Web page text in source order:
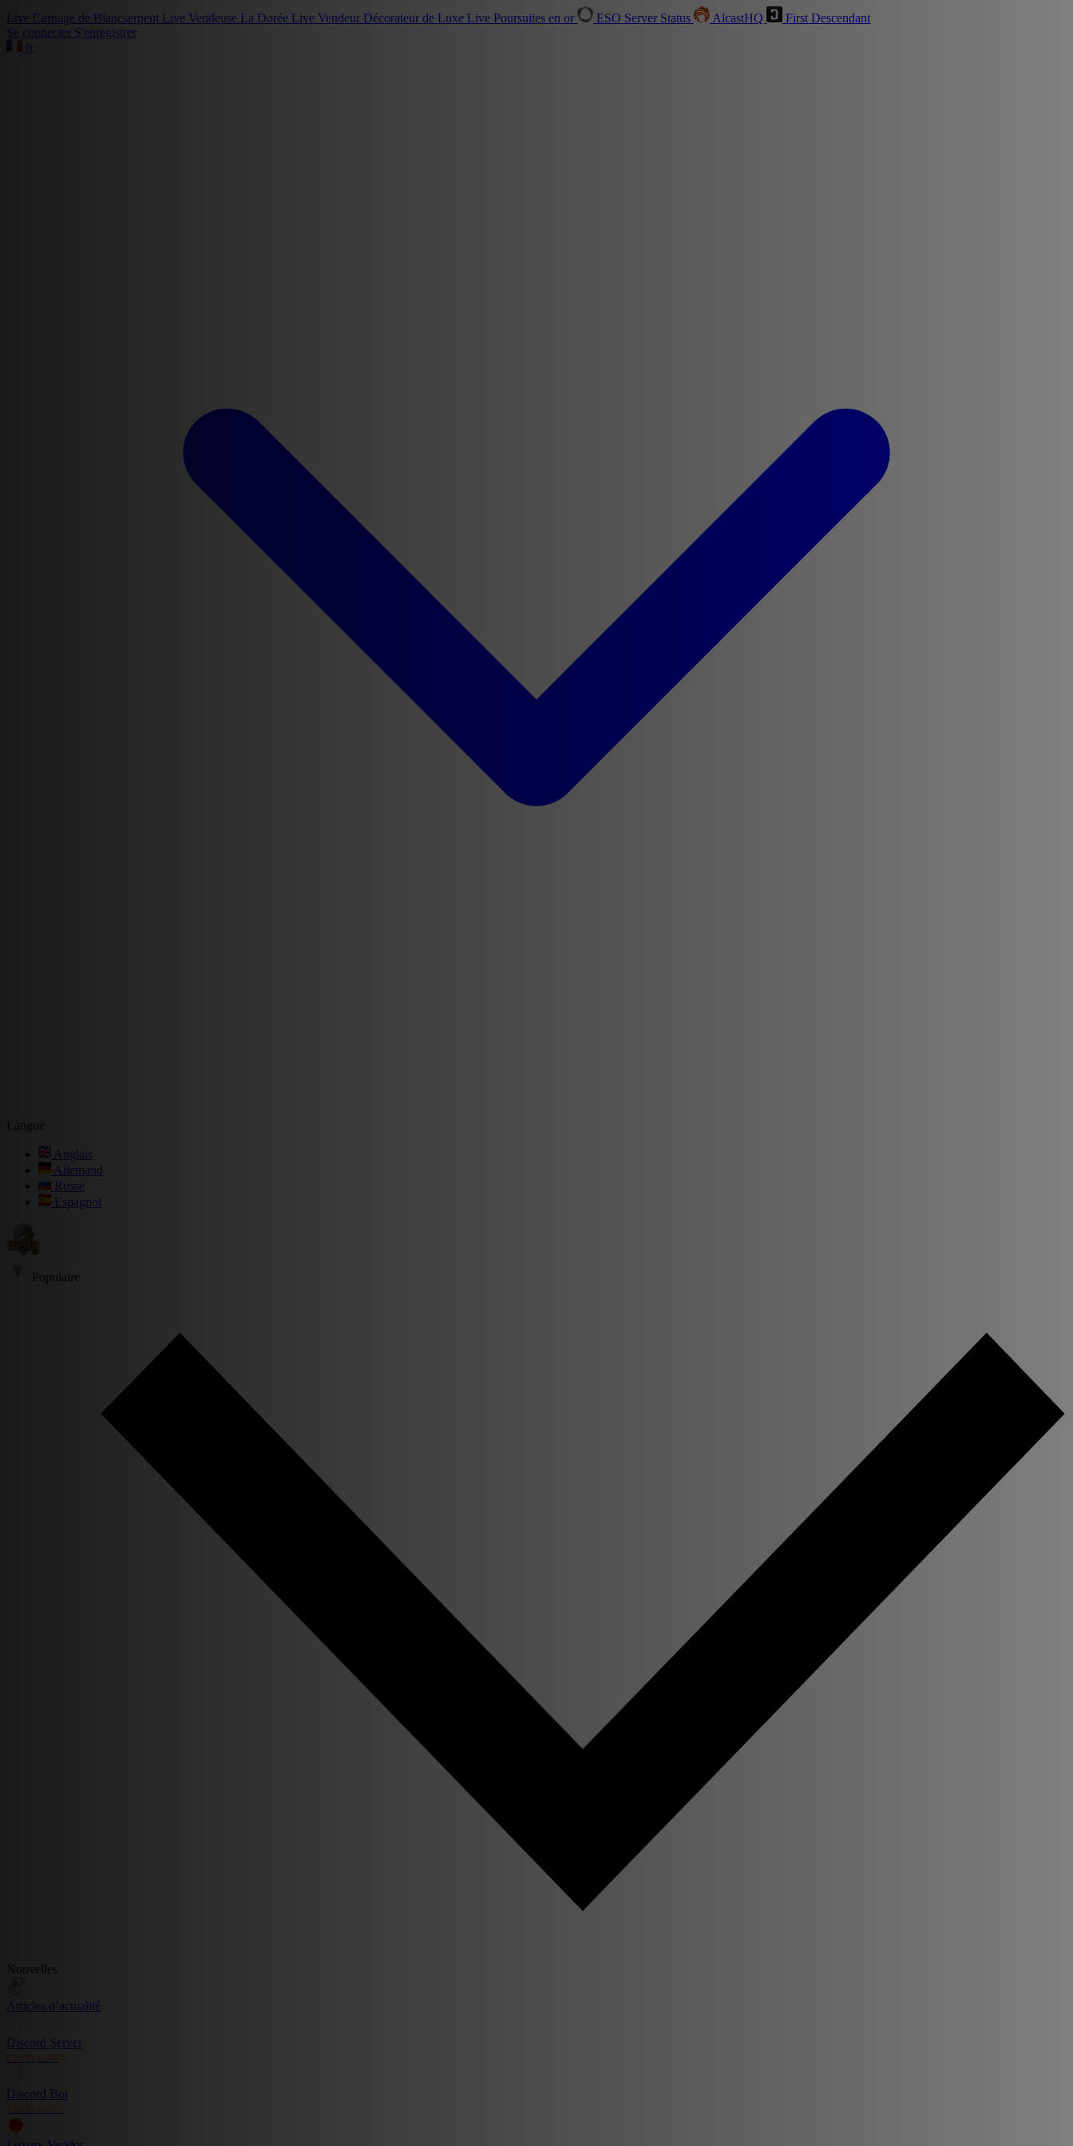
Live Carnage de Blancserpent Live Vendeuse La Dorée Live Vendeur Décorateur de Luxe Live Poursuites en or ESO Server Status AlcastHQ
First Descendant
Se connecter S'enregistrer
fr
Langue
Anglais
Allemand
Russe
Espagnol
Populaire
Nouvelles
Articles d’actualité
Discord Server
Community
Discord Bot